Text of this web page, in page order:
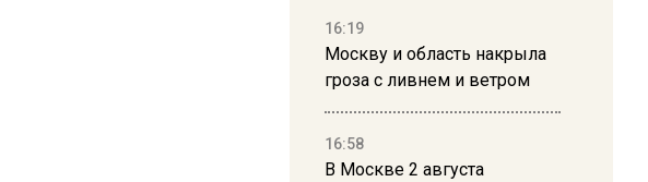
16:19
Москву и область накрыла
гроза с ливнем и ветром
16:58
В Москве 2 августа